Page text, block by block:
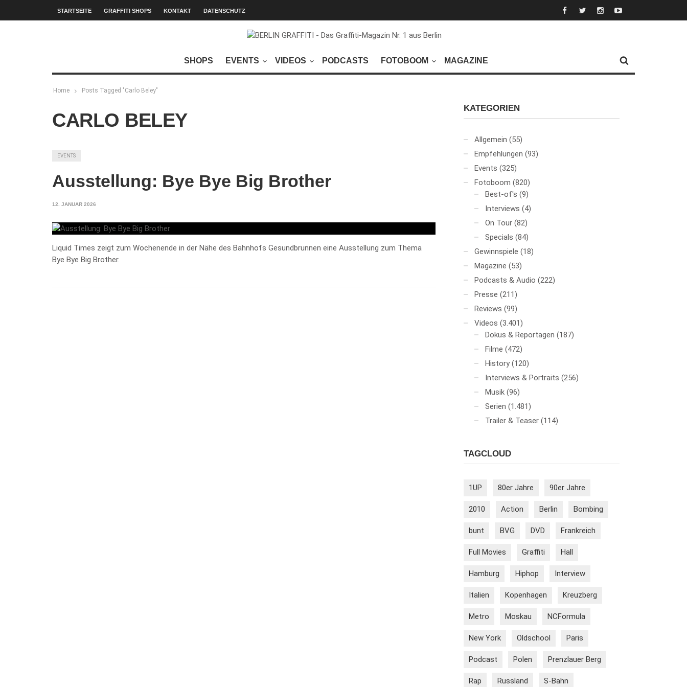
STARTSEITE GRAFFITI SHOPS KONTAKT DATENSCHUTZ
SHOPS EVENTS VIDEOS PODCASTS FOTOBOOM MAGAZINE
Home Posts Tagged "Carlo Beley"
CARLO BELEY
EVENTS
Ausstellung: Bye Bye Big Brother
12. JANUAR 2026
Liquid Times zeigt zum Wochenende in der Nähe des Bahnhofs Gesundbrunnen eine Ausstellung zum Thema
Bye Bye Big Brother.
KATEGORIEN
Allgemein (55)
Empfehlungen (93)
Events (325)
Fotoboom (820)
Best-of's (9)
Interviews (4)
On Tour (82)
Specials (84)
Gewinnspiele (18)
Magazine (53)
Podcasts & Audio (222)
Presse (211)
Reviews (99)
Videos (3.401)
Dokus & Reportagen (187)
Filme (472)
History (120)
Interviews & Portraits (256)
Musik (96)
Serien (1.481)
Trailer & Teaser (114)
TAGCLOUD
1UP 80er Jahre 90er Jahre
2010 Action Berlin Bombing
bunt BVG DVD Frankreich
Full Movies Graffiti Hall
Hamburg Hiphop Interview
Italien Kopenhagen Kreuzberg
Metro Moskau NCFormula
New York Oldschool Paris
Podcast Polen Prenzlauer Berg
Rap Russland S-Bahn